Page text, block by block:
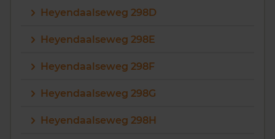
Heyendaalseweg 298D
Heyendaalseweg 298E
Heyendaalseweg 298F
Heyendaalseweg 298G
Heyendaalseweg 298H